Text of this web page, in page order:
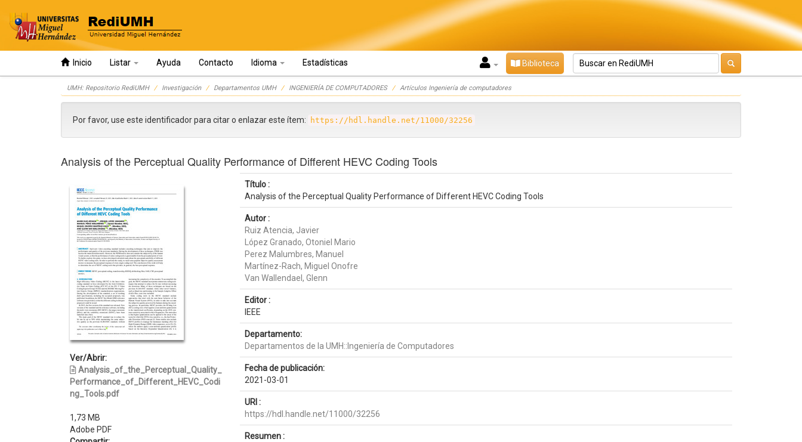
Inicio Listar Ayuda Contacto Idioma Estadísticas Biblioteca
UMH: Repositorio RediUMH Investigación Departamentos UMH INGENIERÍA DE COMPUTADORES Artículos Ingeniería de computadores
Por favor, use este identificador para citar o enlazar este ítem: https://hdl.handle.net/11000/32256
Analysis of the Perceptual Quality Performance of Different HEVC Coding Tools
Ver/Abrir:
Analysis_of_the_Perceptual_Quality_
Performance_of_Different_HEVC_Codi
ng_Tools.pdf
1,73 MB
Adobe PDF
Título :
Analysis of the Perceptual Quality Performance of Different HEVC Coding Tools
Autor :
Ruiz Atencia, Javier
López Granado, Otoniel Mario
Perez Malumbres, Manuel
Martínez-Rach, Miguel Onofre
Van Wallendael, Glenn
Editor :
IEEE
Departamento:
Departamentos de la UMH::Ingeniería de Computadores
Fecha de publicación:
2021-03-01
URI :
https://hdl.handle.net/11000/32256
Resumen :